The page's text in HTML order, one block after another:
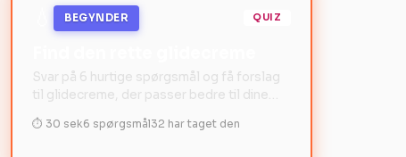
BEGYNDER QUIZ
Svar på 6 hurtige spørgsmål og få forslag
til glidecreme, der passer bedre til dine
⏱ 30 sek6 spørgsmål32 har taget den